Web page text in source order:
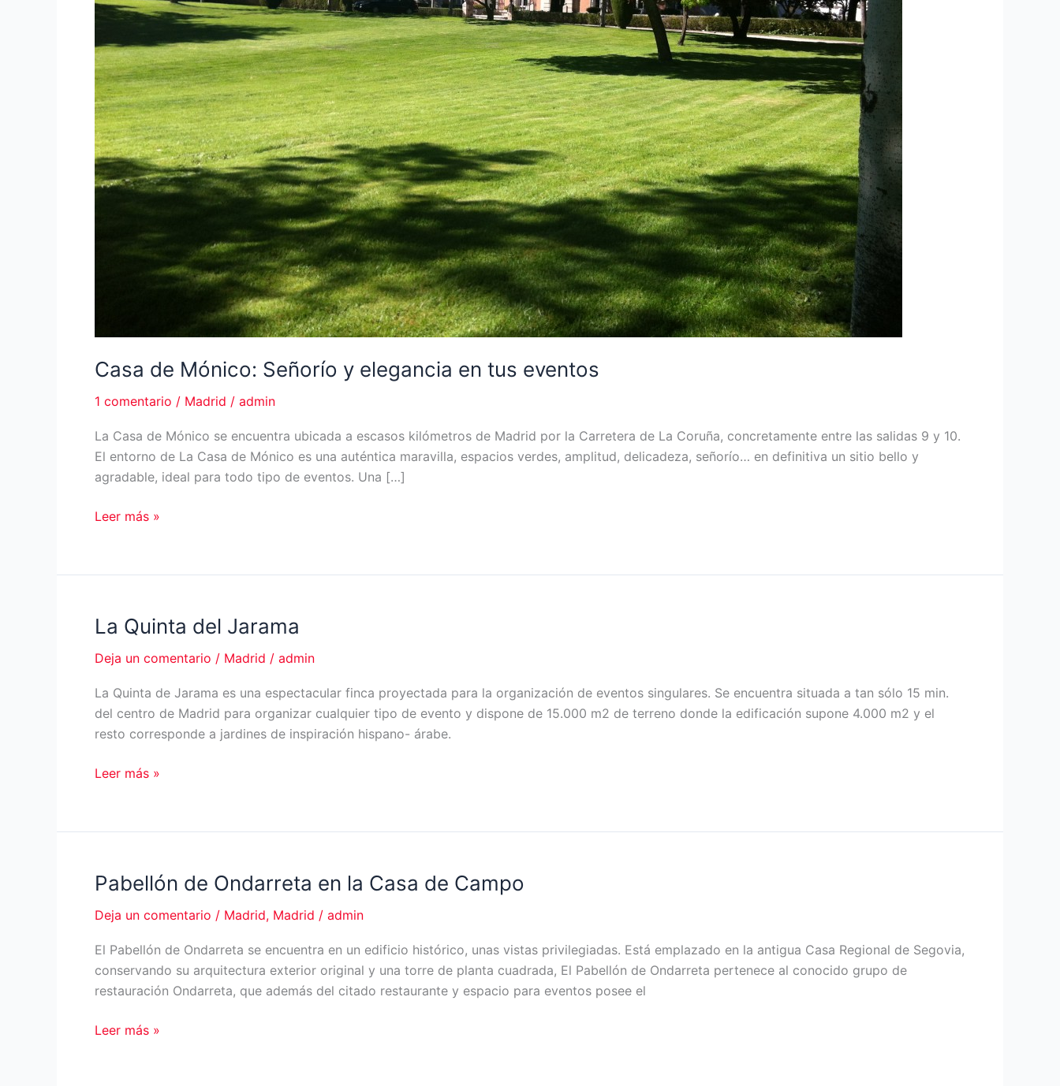
Casa de Mónico: Señorío y elegancia en tus eventos
1 comentario / Madrid / admin
La Casa de Mónico se encuentra ubicada a escasos kilómetros de Madrid por la Carretera de La Coruña, concretamente entre las salidas 9 y 10.
El entorno de La Casa de Mónico es una auténtica maravilla, espacios verdes, amplitud, delicadeza, señorío… en definitiva un sitio bello y
agradable, ideal para todo tipo de eventos. Una […]
Casa
Señorío
elegancia
en
tus
Leer más »
La Quinta del Jarama
Deja un comentario / Madrid / admin
La Quinta de Jarama es una espectacular finca proyectada para la organización de eventos singulares. Se encuentra situada a tan sólo 15 min.
del centro de Madrid para organizar cualquier tipo de evento y dispone de 15.000 m2 de terreno donde la edificación supone 4.000 m2 y el
resto corresponde a jardines de inspiración hispano- árabe.
La
Jarama
Leer más »
Pabellón de Ondarreta en la Casa de Campo
Deja un comentario / Madrid, Madrid / admin
El Pabellón de Ondarreta se encuentra en un edificio histórico, unas vistas privilegiadas. Está emplazado en la antigua Casa Regional de Segovia,
conservando su arquitectura exterior original y una torre de planta cuadrada, El Pabellón de Ondarreta pertenece al conocido grupo de
restauración Ondarreta, que además del citado restaurante y espacio para eventos posee el
Pabellón
Leer más »